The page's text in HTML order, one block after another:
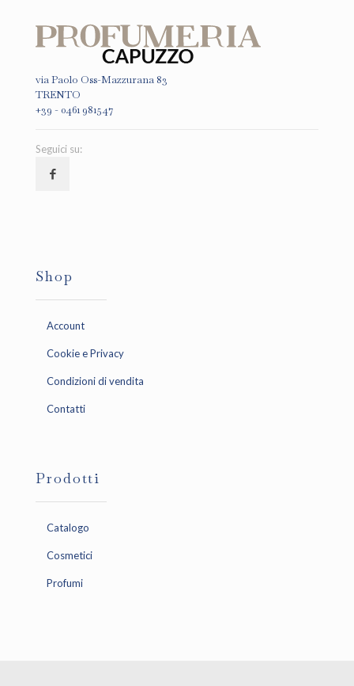
via Paolo Oss-Mazzurana 83
TRENTO
+39 - 0461 981547
Seguici su:
Shop
Account
Cookie e Privacy
Condizioni di vendita
Contatti
Prodotti
Catalogo
Cosmetici
Profumi